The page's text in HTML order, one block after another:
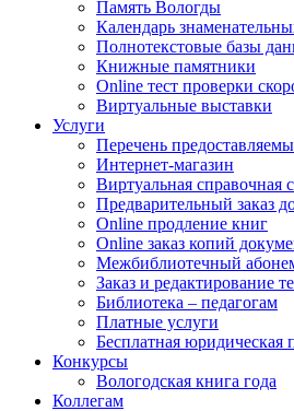
Память Вологды
Календарь
Полнотекстовые базы
Книжные памятники
Online тест проверки
Виртуальные выставки
Услуги
Перечень
Интернет-магазин
Виртуальная справочная
Предварительный заказ
Online продление книг
Online заказ копий
Межбиблиотечный
Заказ и редактирование
Библиотека – педагогам
Платные услуги
Бесплатная юридическая
Конкурсы
Вологодская книга года
Коллегам